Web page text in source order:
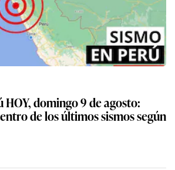
HOY, domingo 9 de agosto:
de los últimos sismos según